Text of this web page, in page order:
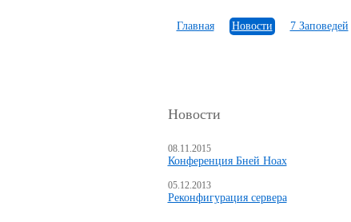
Главная Новости 7 Заповедей
Новости
08.11.2015
Конференция Бней Ноах
05.12.2013
Реконфигурация сервера